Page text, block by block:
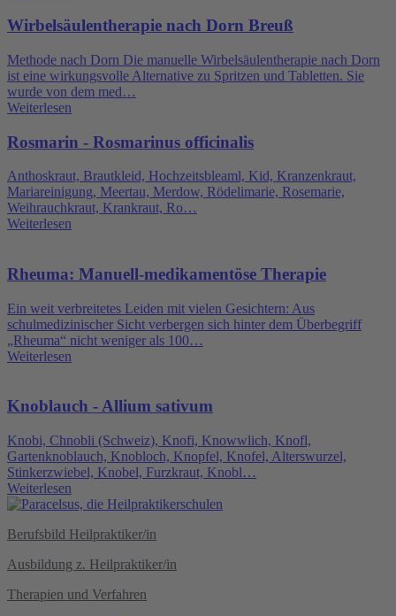
Wirbelsäulentherapie nach Dorn Breuß
Methode nach Dorn Die manuelle Wirbelsäulentherapie nach Dorn
ist eine wirkungsvolle Alternative zu Spritzen und Tabletten. Sie
wurde von dem med…
Weiterlesen
Rosmarin - Rosmarinus officinalis
Anthoskraut, Brautkleid, Hochzeitsbleaml, Kid, Kranzenkraut,
Mariareinigung, Meertau, Merdow, Rödelimarie, Rosemarie,
Weihrauchkraut, Krankraut, Ro…
Weiterlesen
Rheuma: Manuell-medikamentöse Therapie
Ein weit verbreitetes Leiden mit vielen Gesichtern: Aus
schulmedizinischer Sicht verbergen sich hinter dem Überbegriff
„Rheuma“ nicht weniger als 100…
Weiterlesen
Knoblauch - Allium sativum
Knobi, Chnobli (Schweiz), Knofi, Knowwlich, Knofl,
Gartenknoblauch, Knobloch, Knopfel, Knofel, Alterswurzel,
Stinkerzwiebel, Knobel, Furzkraut, Knobl…
Weiterlesen
Berufsbild Heilpraktiker/in
Ausbildung z. Heilpraktiker/in
Therapien und Verfahren